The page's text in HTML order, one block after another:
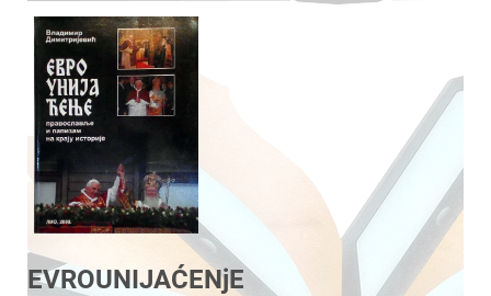
EVROUNIJAĆENjE